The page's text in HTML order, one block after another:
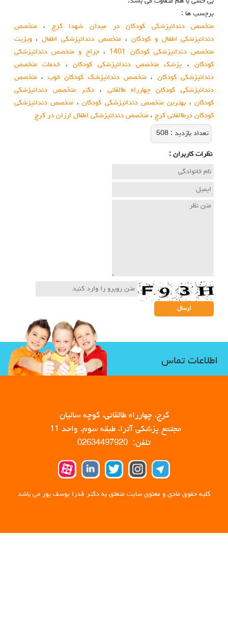
برچسب ها :
متخصص دندانپزشکی کودکان در میدان شهدا کرج ،متخصص
دندانپزشکی اطفال و کودکان ، متخصص دندانپزشکی اطفال،ویزیت
متخصص دندانپزشکی کودکان 1401
،جراح و متخصص دندانپزشکی
کودکان، پزشک متخصص دندانپزشکی کودکان، خدمات متخصص
دندانپزشکی کودکان ، متخصص دندانپزشک کودکان خوب ،متخصص
دندانپزشکی کودکان چهارراه طالقانی ،دکتر متخصص دندانپزشکی
کودکان، بهترین متخصص دندانپزشکی کودکان، متخصص دندانپزشکی
کودکان درطالقانی کرج، متخصص دندانپزشکی اطفال ارزان در کرج
تعداد بازديد : 508
نظرات كاربران :
اطلاعات تماس
کرج، چهارراه طالقانی، کوچه سالیان
مجتمع پزشکی آترا، طبقه سوم، واحد 11
تلفن: 02634497920
کلیه حقوق مادی و معنوی سایت متعلق به دکتر فدرا یوسف پور می باشد